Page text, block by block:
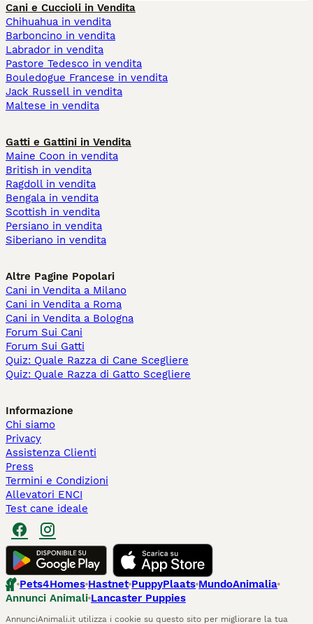
Cani e Cuccioli in Vendita
Chihuahua in vendita
Barboncino in vendita
Labrador in vendita
Pastore Tedesco in vendita
Bouledogue Francese in vendita
Jack Russell in vendita
Maltese in vendita
Gatti e Gattini in Vendita
Maine Coon in vendita
British in vendita
Ragdoll in vendita
Bengala in vendita
Scottish in vendita
Persiano in vendita
Siberiano in vendita
Altre Pagine Popolari
Cani in Vendita a Milano
Cani in Vendita a Roma
Cani in Vendita a Bologna
Forum Sui Cani
Forum Sui Gatti
Quiz: Quale Razza di Cane Scegliere
Quiz: Quale Razza di Gatto Scegliere
Informazione
Chi siamo
Privacy
Assistenza Clienti
Press
Termini e Condizioni
Allevatori ENCI
Test cane ideale
Pets4Homes Hastnet PuppyPlaats MundoAnimalia
Annunci Animali Lancaster Puppies
AnnunciAnimali.it utilizza i cookie su questo sito per migliorare la tua